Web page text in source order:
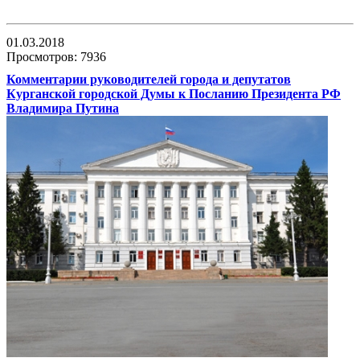
01.03.2018
Просмотров: 7936
Комментарии руководителей города и депутатов
Курганской городской Думы к Посланию Президента РФ
Владимира Путина